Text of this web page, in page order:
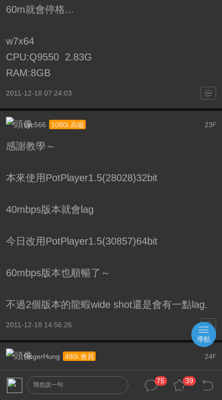
60m就會停格...
w7x64
CPU:Q9550 2.83G
RAM:8GB
2011-12-18 07:24:03
23F
cyc566 1080i 高級
感謝教學～
本來使用PotPlayer1.5(28028)32bit
40mbps版本就會lag
今日改用PotPlayer1.5(30857)64bit
60mbps版本也順暢了～
不過2個版本的龍蝦wide shot還是會有一點lag.
2011-12-18 14:56:26
24F
RogerHung 480i 會員
剛剛用H67+2500K沒OC
60m後段CPU會吃到90幾%, Frame Rate怎會到
我也說一句
75 39
導航